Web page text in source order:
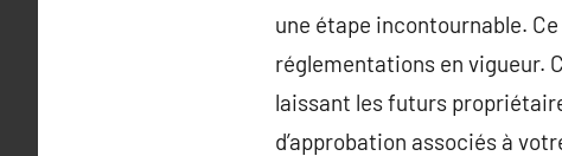
une étape incontournable.
réglementations en vigueur.
laissant les futurs
d’approbation associés à